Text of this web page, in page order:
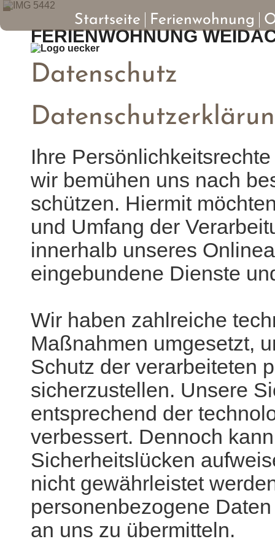
Startseite Ferienwohnung
FERIENWOHNUNG
Datenschutz
Ihre
wir bemühen uns nach
schützen. Hiermit
und Umfang der
innerhalb unseres
eingebundene Dienste
Wir haben zahlreiche
Maßnahmen umgesetzt,
Schutz der verarbeiteten
sicherzustellen. Unsere
entsprechend der
verbessert. Dennoch
Sicherheitslücken
nicht gewährleistet
personenbezogene
an uns zu übermitteln.